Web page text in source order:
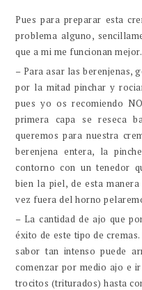
Pues para preparar esta
problema alguno,
que a mi me funcionan mejor.
– Para asar las berenjenas,
por la mitad pinchar y
pues yo os recomiendo
primera capa se reseca
queremos para nuestra
berenjena entera, la
contorno con un tenedor
bien la piel, de esta
vez fuera del horno
– La cantidad de ajo que
éxito de este tipo de
sabor tan intenso puede
comenzar por medio ajo e
trocitos (triturados) hasta